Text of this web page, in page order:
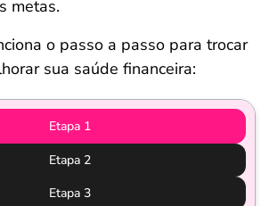
metas.
o passo a passo para trocar
sua saúde financeira:
Etapa 1
Etapa 2
Etapa 3